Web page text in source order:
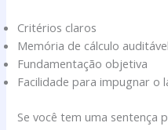
Critérios claros
Memória de cálculo auditável
Fundamentação objetiva
Facilidade para impugnar o
Se você tem uma sentença